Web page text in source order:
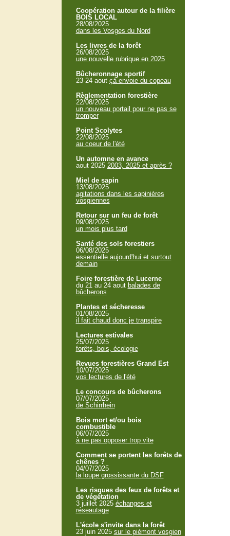
Coopération autour de la filière
BOIS LOCAL
28/08/2025
dans les Vosges du Nord
Les livres de la forêt
26/08/2025
une nouvelle rubrique en 2025
Bûcheronnage sportif
23-24 aout çà envoie du copeau
Règlementation forestière
22/08/2025
un nouveau portail pour ne pas se
tromper
Point Scolytes
22/08/2025
au coeur de l'été
Un automne en avance
aout 2025 2003, 2025 et après ?
Miel de sapin
13/08/2025
agitations dans les sapinières
vosgiennes
Retour sur un feu de forêt
09/08/2025
un mois plus tard
Santé des sols forestiers
06/08/2025
essentielle aujourd'hui et surtout
demain
Foire forestière de Lucerne
du 21 au 24 aout balades de
bûcherons
Plantes et sécheresse
01/08/2025
il fait chaud donc je transpire
Lectures estivales
25/07/2025
forêts, bois, écologie
Revues forestières Grand Est
10/07/2025
vos lectures de l'été
Le concours de bûcherons
07/07/2025
de Schirrhein
Bois mort et/ou bois
combustible
06/07/2025
à ne pas opposer trop vite
Comment se portent les forêts de
chênes ?
04/07/2025
la loupe grossissante du DSF
Les risques des feux de forêts et
de végétation
3 juillet 2025 échanges et
réseautage
L'école s'invite dans la forêt
23 juin 2025 sur le piémont vosgien